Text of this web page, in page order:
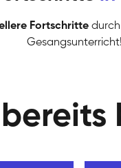
Fortschritte
Gesangsunterricht!